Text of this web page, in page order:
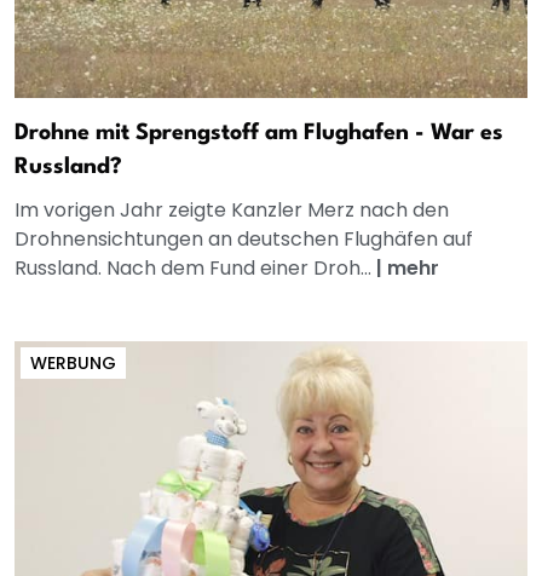
Drohne mit Sprengstoff am Flughafen - War es
Russland?
Im vorigen Jahr zeigte Kanzler Merz nach den
Drohnensichtungen an deutschen Flughäfen auf
Russland. Nach dem Fund einer Droh... | mehr
WERBUNG